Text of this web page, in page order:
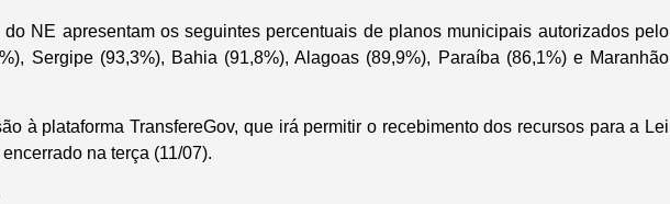
NE apresentam os seguintes percentuais de planos municipais autorizados pelo
Sergipe (93,3%), Bahia (91,8%), Alagoas (89,9%), Paraíba (86,1%) e Maranhão
à plataforma TransfereGov, que irá permitir o recebimento dos recursos para a Lei
na terça (11/07).